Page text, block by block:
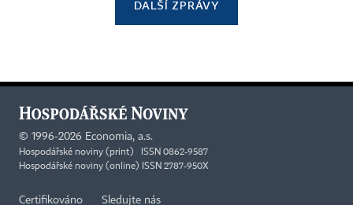
DALŠÍ ZPRÁVY
© 1996-2026 Economia, a.s.
Hospodářské noviny (print) ISSN 0862-9587
Hospodářské noviny (online) ISSN 2787-950X
Certifikováno Sledujte nás